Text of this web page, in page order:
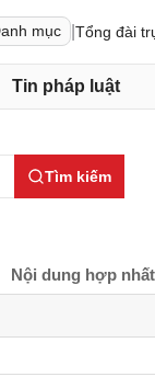
mục Tổng đài
Tin pháp luật
Tìm kiếm
Nội dung hợp nhất